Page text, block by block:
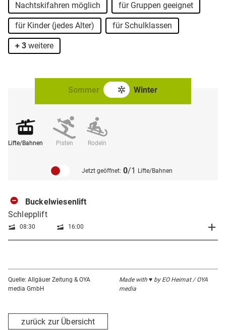
Nachtskifahren möglich für Gruppen geeignet
für Kinder (jedes Alter) für Schulklassen
+ 3 weitere
Sommer Winter
Lifte/Bahnen Pisten Rodeln
Jetzt geöffnet: 0/1 Lifte/Bahnen
Buckelwiesenlift
Schlepplift
08:30 16:00
Quelle: Allgäuer Zeitung & OYA
media GmbH
Made with ♥ by EO Heimat / OYA
media
zurück zur Übersicht